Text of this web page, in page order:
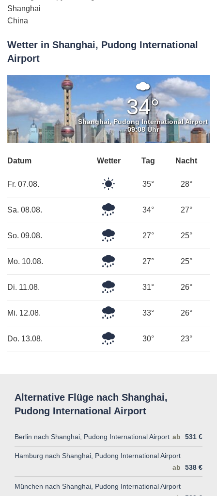
Shanghai
China
Wetter in Shanghai, Pudong International
Airport
Ein
paar
Wolken
34°
Shanghai, Pudong International Airport
09:08 Uhr
Datum Wetter Tag Nacht
Fr. 07.08. 35° 28°
Sa. 08.08. 34° 27°
So. 09.08.
Mäßiger27° 25°
Mo. 10.08. 27° 25°
Di. 11.08.
Mäßiger31° 26°
Mi. 12.08.
Mäßiger33° 26°
Do. 13.08. 30° 23°
Alternative Flüge nach Shanghai,
Pudong International Airport
Berlin nach Shanghai, Pudong International Airport ab 531 €
Hamburg nach Shanghai, Pudong International Airport
ab
538 €
München nach Shanghai, Pudong International Airport